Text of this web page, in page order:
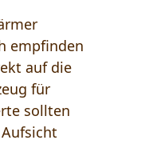
empfinden
auf die
für
sollten